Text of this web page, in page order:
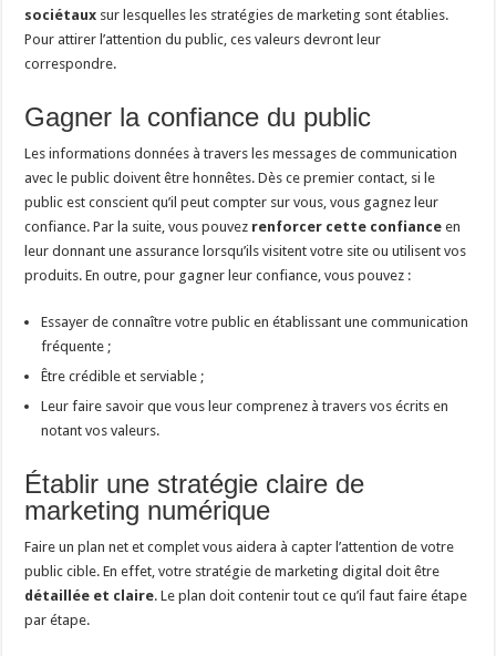
sociétaux sur lesquelles les stratégies de marketing sont établies.
Pour attirer l’attention du public, ces valeurs devront leur
correspondre.
Gagner la confiance du public
Les informations données à travers les messages de communication
avec le public doivent être honnêtes. Dès ce premier contact, si le
public est conscient qu’il peut compter sur vous, vous gagnez leur
confiance. Par la suite, vous pouvez renforcer cette confiance en
leur donnant une assurance lorsqu’ils visitent votre site ou utilisent vos
produits. En outre, pour gagner leur confiance, vous pouvez :
Essayer de connaître votre public en établissant une communication
fréquente ;
Être crédible et serviable ;
Leur faire savoir que vous leur comprenez à travers vos écrits en
notant vos valeurs.
Établir une stratégie claire de
marketing numérique
Faire un plan net et complet vous aidera à capter l’attention de votre
public cible. En effet, votre stratégie de marketing digital doit être
détaillée et claire. Le plan doit contenir tout ce qu’il faut faire étape
par étape.